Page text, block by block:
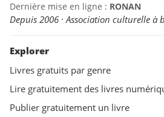
Dernière mise en ligne : RONAN
Depuis 2006 · Association culturelle
Explorer
Livres gratuits par genre
Lire gratuitement des livres
Publier gratuitement un livre